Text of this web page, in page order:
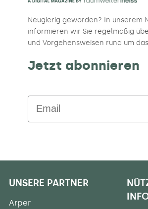
Neugierig geworden? In unserem
informieren wir Sie regelmäßig
und Vorgehensweisen rund um
Jetzt abonnieren
Email
UNSERE PARTNER
Arper